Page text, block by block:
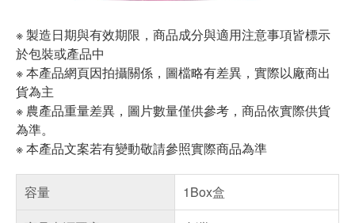
※ 製造日期與有效期限，商品成分與適用注意事項皆標示
於包裝或產品中
※ 本產品網頁因拍攝關係，圖檔略有差異，實際以廠商出
貨為主
※ 農產品重量差異，圖片數量僅供參考，商品依實際供貨
為準。
※ 本產品文案若有變動敬請參照實際商品為準
容量
1Box盒